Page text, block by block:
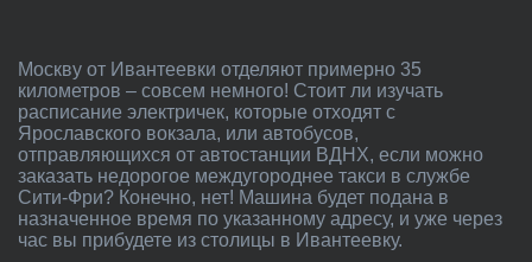
Москву от Ивантеевки отделяют примерно 35
километров – совсем немного! Стоит ли изучать
расписание электричек, которые отходят с
Ярославского вокзала, или автобусов,
отправляющихся от автостанции ВДНХ, если можно
заказать недорогое междугороднее такси в службе
Сити-Фри? Конечно, нет! Машина будет подана в
назначенное время по указанному адресу, и уже через
час вы прибудете из столицы в Ивантеевку.